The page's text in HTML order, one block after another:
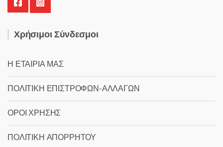
Χρήσιμοι Σύνδεσμοι
Η ΕΤΑΙΡΙΑ ΜΑΣ
ΠΟΛΙΤΙΚΗ ΕΠΙΣΤΡΟΦΩΝ-ΑΛΛΑΓΩΝ
ΟΡΟΙ ΧΡΗΣΗΣ
ΠΟΛΙΤΙΚΗ ΑΠΟΡΡΗΤΟΥ